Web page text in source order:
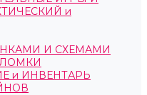
и
И СХЕМАМИ
и ИНВЕНТАРЬ